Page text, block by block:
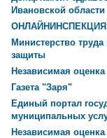
Ивановской области
Министерство
защиты
Независимая оценка
Газета "Заря"
Единый портал
муниципальных
Независимая оценка